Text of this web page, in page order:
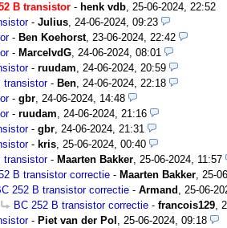
B transistor - henk vdb, 25-06-2024, 22:52
- Julius, 24-06-2024, 09:23
- Ben Koehorst, 23-06-2024, 22:42
- MarcelvdG, 24-06-2024, 08:01
- ruudam, 24-06-2024, 20:59
transistor- Ben, 24-06-2024, 22:18
- gbr, 24-06-2024, 14:48
- ruudam, 24-06-2024, 21:16
- gbr, 24-06-2024, 21:31
- kris, 25-06-2024, 00:40
transistor- Maarten Bakker, 25-06-2024, 11:57
B transistor correctie - Maarten Bakker, 25-
252 B transistor correctie - Armand , 25-06-
BC 252 B transistor correctie - francois129,
- Piet van der Pol , 25-06-2024, 09:18